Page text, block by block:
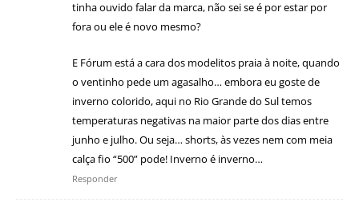
tinha ouvido falar da marca, não sei se é por estar por
fora ou ele é novo mesmo?
E Fórum está a cara dos modelitos praia à noite, quando
o ventinho pede um agasalho… embora eu goste de
inverno colorido, aqui no Rio Grande do Sul temos
temperaturas negativas na maior parte dos dias entre
junho e julho. Ou seja… shorts, às vezes nem com meia
calça fio “500” pode! Inverno é inverno…
Responder